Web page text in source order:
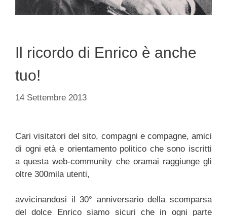
Il ricordo di Enrico è anche
tuo!
14 Settembre 2013
Cari visitatori del sito, compagni e compagne, amici
di ogni età e orientamento politico che sono iscritti
a questa web-community che oramai raggiunge gli
oltre 300mila utenti,
avvicinandosi il 30° anniversario della scomparsa
del dolce Enrico siamo sicuri che in ogni parte